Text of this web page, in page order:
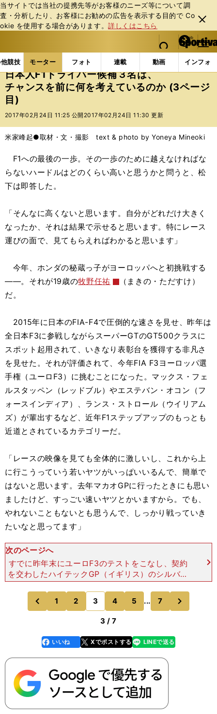
当サイトでは当社の提携先等がお客様のニーズ等について調
査・分析したり、お客様にお勧めの広告を表⽰する⽬的で Co
okie を使⽤する場合があります。詳しくはこちら
閉じ
る
web Sportiva (webスポルティーバ)
検索
マイペ
ー
ジ
メニュ
競技 モーター フォト 連載 動画 インフォ
b
ス
ポ
ル
テ
ー
バ
モーターの記事一覧 モーター F1 日本人F1ドラ
日本人F1ドライバー候補３名は、
チャンスを前に何を考えているのか (3ページ
目)
2017年02月24日 11:25 公開 2017年02月24日 11:30 更新
米家峰起●取材・文・撮影 text & photo by Yoneya Mineoki
F1への最後の一歩。その一歩のために越えなければな
らないハードルはどのくらい高いと思うかと問うと、松
下は即答した。
「そんなに高くないと思います。自分がどれだけ大きく
なったか、それは結果で示せると思います。特にレース
運びの面で、見てもらえればわかると思います」
今年、ホンダの秘蔵っ子がヨーロッパへと初挑戦する
――。それが19歳の牧野任祐
（まきの・ただすけ）
だ。
2015年に日本のFIA-F4で圧倒的な速さを見せ、昨年は
全日本F3に参戦しながらスーパーGTのGT500クラスに
スポット起用されて、いきなり表彰台を獲得する非凡さ
を見せた。それが評価されて、今年FIA F3ヨーロッパ選
手権（ユーロF3）に挑むことになった。マックス・フェ
ルスタッペン（レッドブル）やエステバン・オコン（フ
ォースインディア）、ランス・ストロール（ウイリアム
ズ）が輩出するなど、近年F1ステップアップのもっとも
近道とされているカテゴリーだ。
「レースの映像を見ても全体的に激しいし、これから上
に行こうっていう若いヤツがいっぱいいるんで、簡単で
はないと思います。去年マカオGPに行ったときにも思い
ましたけど、すっごい速いヤツとかいますから。でも、
やれないこともないとも思うんで、しっかり戦っていき
たいなと思ってます」
次のページへ
すでに昨年末にユーロF3のテストをこなし、契約
を交わしたハイテックGP（イギリス）のシルバー
ストンにあるファクトリーも訪れてエンジニアと話
したり、シミュレーターに没頭してきた。その手応
えはかなりのもの
前
のページへ
1 2 3 4 5 ... 7
3 / 7
faceboo
k
いいね Xでポストする
line LINEで送る